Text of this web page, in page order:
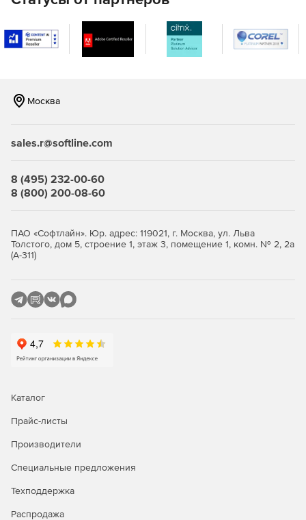
возможность работы с ключами пользователей на
мобильного устройства с поддержкой NFC);
возможность работы с локальными ключами
дополнительного модуля облачного провайдера
совместимости с традиционными приложениями;
интеграцию со сторонними центрами идентификации
по протоколу открытой авторизации OAuth 2.0. (в т.ч. с
Москва
sales.r@softline.com
8 (495) 232-00-60
8 (800) 200-08-60
ПАО «Софтлайн». Юр. адрес: 119021, г. Москва, ул. Льва
Толстого, дом 5, строение 1, этаж 3, помещение 1, комн. № 2, 2а
(А-311)
Каталог
Прайс-листы
Производители
Специальные предложения
Техподдержка
Распродажа